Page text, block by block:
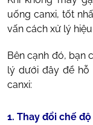
uống canxi, tốt
vấn cách xử lý
Bên cạnh đó, bạn
lý dưới đây để hỗ
canxi:
1. Thay đổi chế